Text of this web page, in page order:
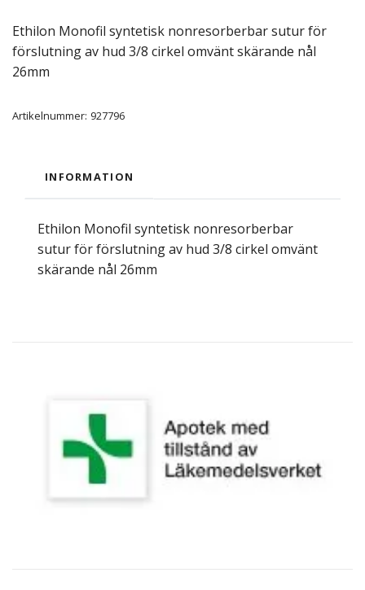
Ethilon Monofil syntetisk nonresorberbar sutur för
förslutning av hud 3/8 cirkel omvänt skärande nål
26mm
Artikelnummer: 927796
INFORMATION
Ethilon Monofil syntetisk nonresorberbar
sutur för förslutning av hud 3/8 cirkel omvänt
skärande nål 26mm